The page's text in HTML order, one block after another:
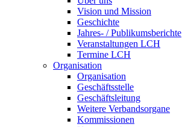
Vision und Mission
Geschichte
Jahres- / Publikumsberichte
Veranstaltungen LCH
Termine LCH
Organisation
Organisation
Geschäftsstelle
Geschäftsleitung
Weitere Verbandsorgane
Kommissionen